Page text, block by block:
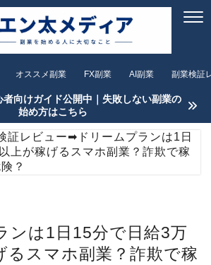
オススメ副業 FX副業 AI副業 副業検証
者向けガイド公開中｜失敗しない副業の
始め方はこちら
証レビュー➡ ドリームプランは1日
上が稼げるスマホ副業？詐欺で稼
？
ンは1日15分で日給3万
るスマホ副業？詐欺で稼